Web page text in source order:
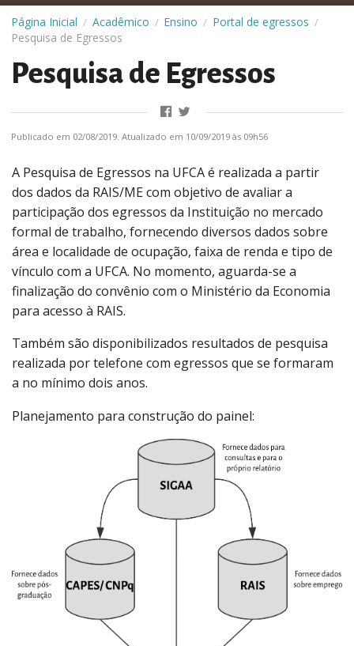
Página Inicial / Acadêmico / Ensino / Portal de egressos /
Pesquisa de Egressos
Pesquisa de Egressos
Publicado em 02/08/2019. Atualizado em 10/09/2019 às 09h56
A Pesquisa de Egressos na UFCA é realizada a partir
dos dados da RAIS/ME com objetivo de avaliar a
participação dos egressos da Instituição no mercado
formal de trabalho, fornecendo diversos dados sobre
área e localidade de ocupação, faixa de renda e tipo de
vínculo com a UFCA. No momento, aguarda-se a
finalização do convênio com o Ministério da Economia
para acesso à RAIS.
Também são disponibilizados resultados de pesquisa
realizada por telefone com egressos que se formaram
a no mínimo dois anos.
Planejamento para construção do painel: